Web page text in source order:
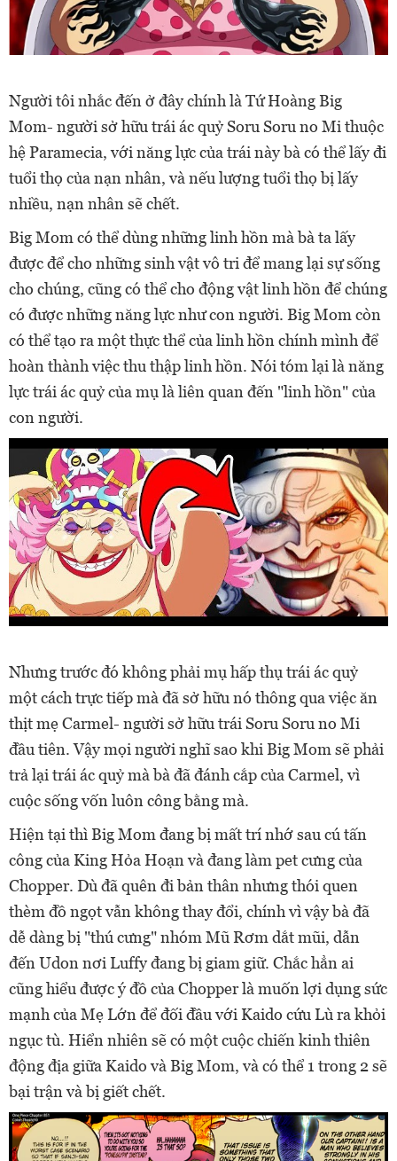
Người tôi nhắc đến ở đây chính là Tứ Hoàng Big
Mom- người sở hữu trái ác quỷ Soru Soru no Mi thuộc
hệ Paramecia, với năng lực của trái này bà có thể lấy đi
tuổi thọ của nạn nhân, và nếu lượng tuổi thọ bị lấy
nhiều, nạn nhân sẽ chết.
Big Mom có thể dùng những linh hồn mà bà ta lấy
được để cho những sinh vật vô tri để mang lại sự sống
cho chúng, cũng có thể cho động vật linh hồn để chúng
có được những năng lực như con người. Big Mom còn
có thể tạo ra một thực thể của linh hồn chính mình để
hoàn thành việc thu thập linh hồn. Nói tóm lại là năng
lực trái ác quỷ của mụ là liên quan đến "linh hồn" của
con người.
Nhưng trước đó không phải mụ hấp thụ trái ác quỷ
một cách trực tiếp mà đã sở hữu nó thông qua việc ăn
thịt mẹ Carmel- người sở hữu trái Soru Soru no Mi
đầu tiên. Vậy mọi người nghĩ sao khi Big Mom sẽ phải
trả lại trái ác quỷ mà bà đã đánh cắp của Carmel, vì
cuộc sống vốn luôn công bằng mà.
Hiện tại thì Big Mom đang bị mất trí nhớ sau cú tấn
công của King Hỏa Hoạn và đang làm pet cưng của
Chopper. Dù đã quên đi bản thân nhưng thói quen
thèm đồ ngọt vẫn không thay đổi, chính vì vậy bà đã
dễ dàng bị "thú cưng" nhóm Mũ Rơm dắt mũi, dẫn
đến Udon nơi Luffy đang bị giam giữ. Chắc hẳn ai
cũng hiểu được ý đồ của Chopper là muốn lợi dụng sức
mạnh của Mẹ Lớn để đối đầu với Kaido cứu Lù ra khỏi
ngục tù. Hiển nhiên sẽ có một cuộc chiến kinh thiên
động địa giữa Kaido và Big Mom, và có thể 1 trong 2 sẽ
bại trận và bị giết chết.